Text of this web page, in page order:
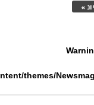
יונ »
themes/